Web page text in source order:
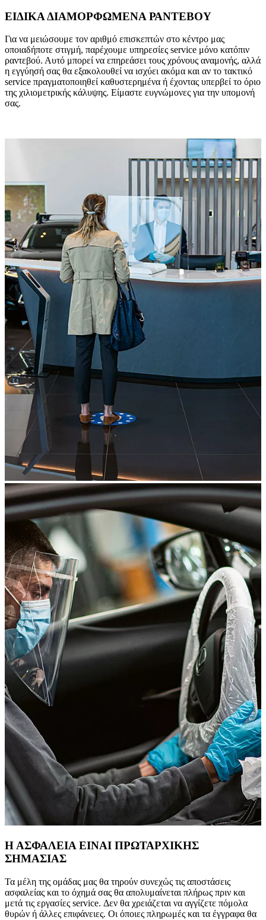
ΕΙΔΙΚΑ ΔΙΑΜΟΡΦΩΜΕΝΑ ΡΑΝΤΕΒΟΥ
Για να μειώσουμε τον αριθμό επισκεπτών στο κέντρο μας
οποιαδήποτε στιγμή, παρέχουμε υπηρεσίες service μόνο κατόπιν
ραντεβού. Αυτό μπορεί να επηρεάσει τους χρόνους αναμονής, αλλά
η εγγύησή σας θα εξακολουθεί να ισχύει ακόμα και αν το τακτικό
service πραγματοποιηθεί καθυστερημένα ή έχοντας υπερβεί το όριο
της χιλιομετρικής κάλυψης. Είμαστε ευγνώμονες για την υπομονή
σας.
Η ΑΣΦΑΛΕΙΑ ΕΙΝΑΙ ΠΡΩΤΑΡΧΙΚΗΣ
ΣΗΜΑΣΙΑΣ
Τα μέλη της ομάδας μας θα τηρούν συνεχώς τις αποστάσεις
ασφαλείας και το όχημά σας θα απολυμαίνεται πλήρως πριν και
μετά τις εργασίες service. Δεν θα χρειάζεται να αγγίζετε πόμολα
θυρών ή άλλες επιφάνειες. Οι όποιες πληρωμές και τα έγγραφα θα